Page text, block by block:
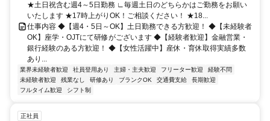
★土日祝含む週4～5日勤務 ∟毎週土日のどちらかはご勤務をお願い
いたします ★17時上がりOK！ご相談ください！ ★18...
仕事内容 ◆【週4・5日～OK】土日勤務できる方歓迎！ ◆【未経験者
OK】座学・OJTにて研修がございます ◆【経験者歓迎】金融営業・
銀行経験のある方歓迎！ ◆【女性活躍中】産休・育休取得実績多数
あり...
業界未経験者歓迎 社員登用あり 主婦・主夫歓迎 フリーター歓迎
経験不問
未経験者歓迎
残業なし 研修あり ブランクOK 交通費支給
長期歓迎
フルタイム歓迎
シフト制
正社員